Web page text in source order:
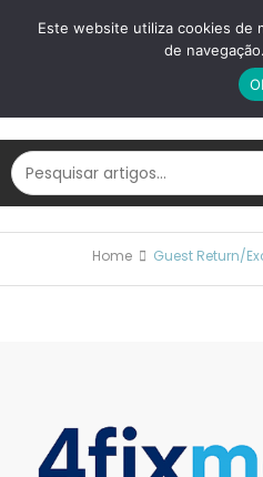
LOGIN
Home Guest Return/
Este website utiliza cookies de
de navegação.